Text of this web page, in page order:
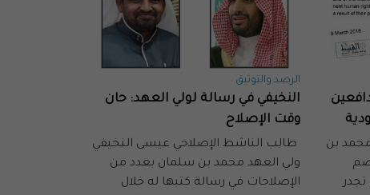
بن
تجدر
الرصد والتوثيق
النخيفي في رسالة لولي العهد: حان
وقت الإصلاح
طالب الناشط الإصلاحي عيسى النخيفي
ولي العهد محمد بن سلمان بعدد من
الإصلاحات في رسالة كتبها له خلال